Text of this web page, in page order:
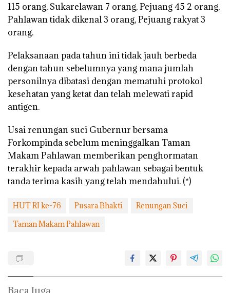
115 orang, Sukarelawan 7 orang, Pejuang 45 2 orang,
Pahlawan tidak dikenal 3 orang, Pejuang rakyat 3
orang.
Pelaksanaan pada tahun ini tidak jauh berbeda
dengan tahun sebelumnya yang mana jumlah
personilnya dibatasi dengan mematuhi protokol
kesehatan yang ketat dan telah melewati rapid
antigen.
Usai renungan suci Gubernur bersama
Forkompinda sebelum meninggalkan Taman
Makam Pahlawan memberikan penghormatan
terakhir kepada arwah pahlawan sebagai bentuk
tanda terima kasih yang telah mendahului. (*)
HUT RI ke-76 Pusara Bhakti
Renungan Suci
Taman Makam Pahlawan
Baca Juga